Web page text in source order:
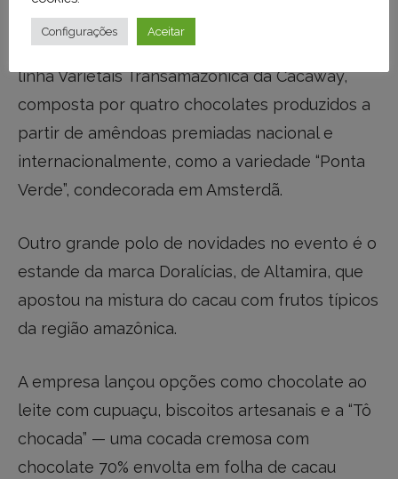
Entre os destaques desta edição, a cooperativa
Coopatrans, de Medicilândia, apresentou a
linha Varietais Transamazônica da Cacaway,
composta por quatro chocolates produzidos a
partir de amêndoas premiadas nacional e
internacionalmente, como a variedade “Ponta
Verde”, condecorada em Amsterdã.
Outro grande polo de novidades no evento é o
estande da marca Doralícias, de Altamira, que
apostou na mistura do cacau com frutos típicos
da região amazônica.
A empresa lançou opções como chocolate ao
leite com cupuaçu, biscoitos artesanais e a “Tô
chocada” — uma cocada cremosa com
chocolate 70% envolta em folha de cacau
Configurações Aceitar